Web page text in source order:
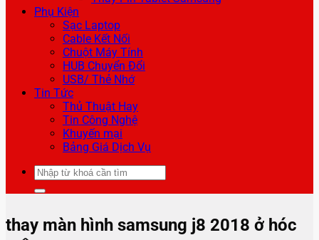
Phụ Kiện
Sạc Laptop
Cable Kết Nối
Chuột Máy Tính
HUB Chuyển Đổi
USB/ Thẻ Nhớ
Tin Tức
Thủ Thuật Hay
Tin Công Nghệ
Khuyến mại
Bảng Giá Dịch Vụ
Tìm
kiếm:
thay màn hình samsung j8 2018 ở hóc